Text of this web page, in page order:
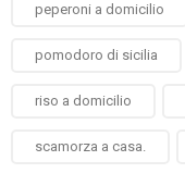
peperoni a domicilio
pomodoro di sicilia
riso a domicilio
scamorza a casa.